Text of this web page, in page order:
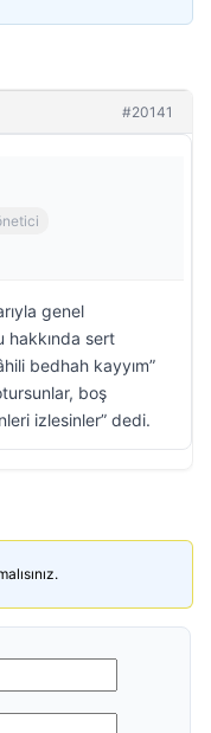
#20141
genel
hakkında sert
bedhah kayyım”
boş
izlesinler” dedi.